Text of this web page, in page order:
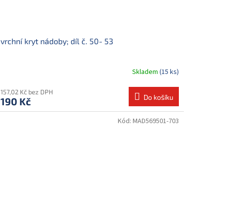
vrchní kryt nádoby; díl č. 50- 53
Skladem (15 ks)
157,02 Kč bez DPH
190 Kč Do košíku
Kód: MAD569501-703